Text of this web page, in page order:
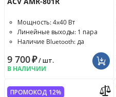
Мощность: 4x40 Вт
Линейные выходы: 1 пара
Наличие Bluetooth: да
9 700₽/ шт.
В НАЛИЧИИ
ПРОМОКОД 12%